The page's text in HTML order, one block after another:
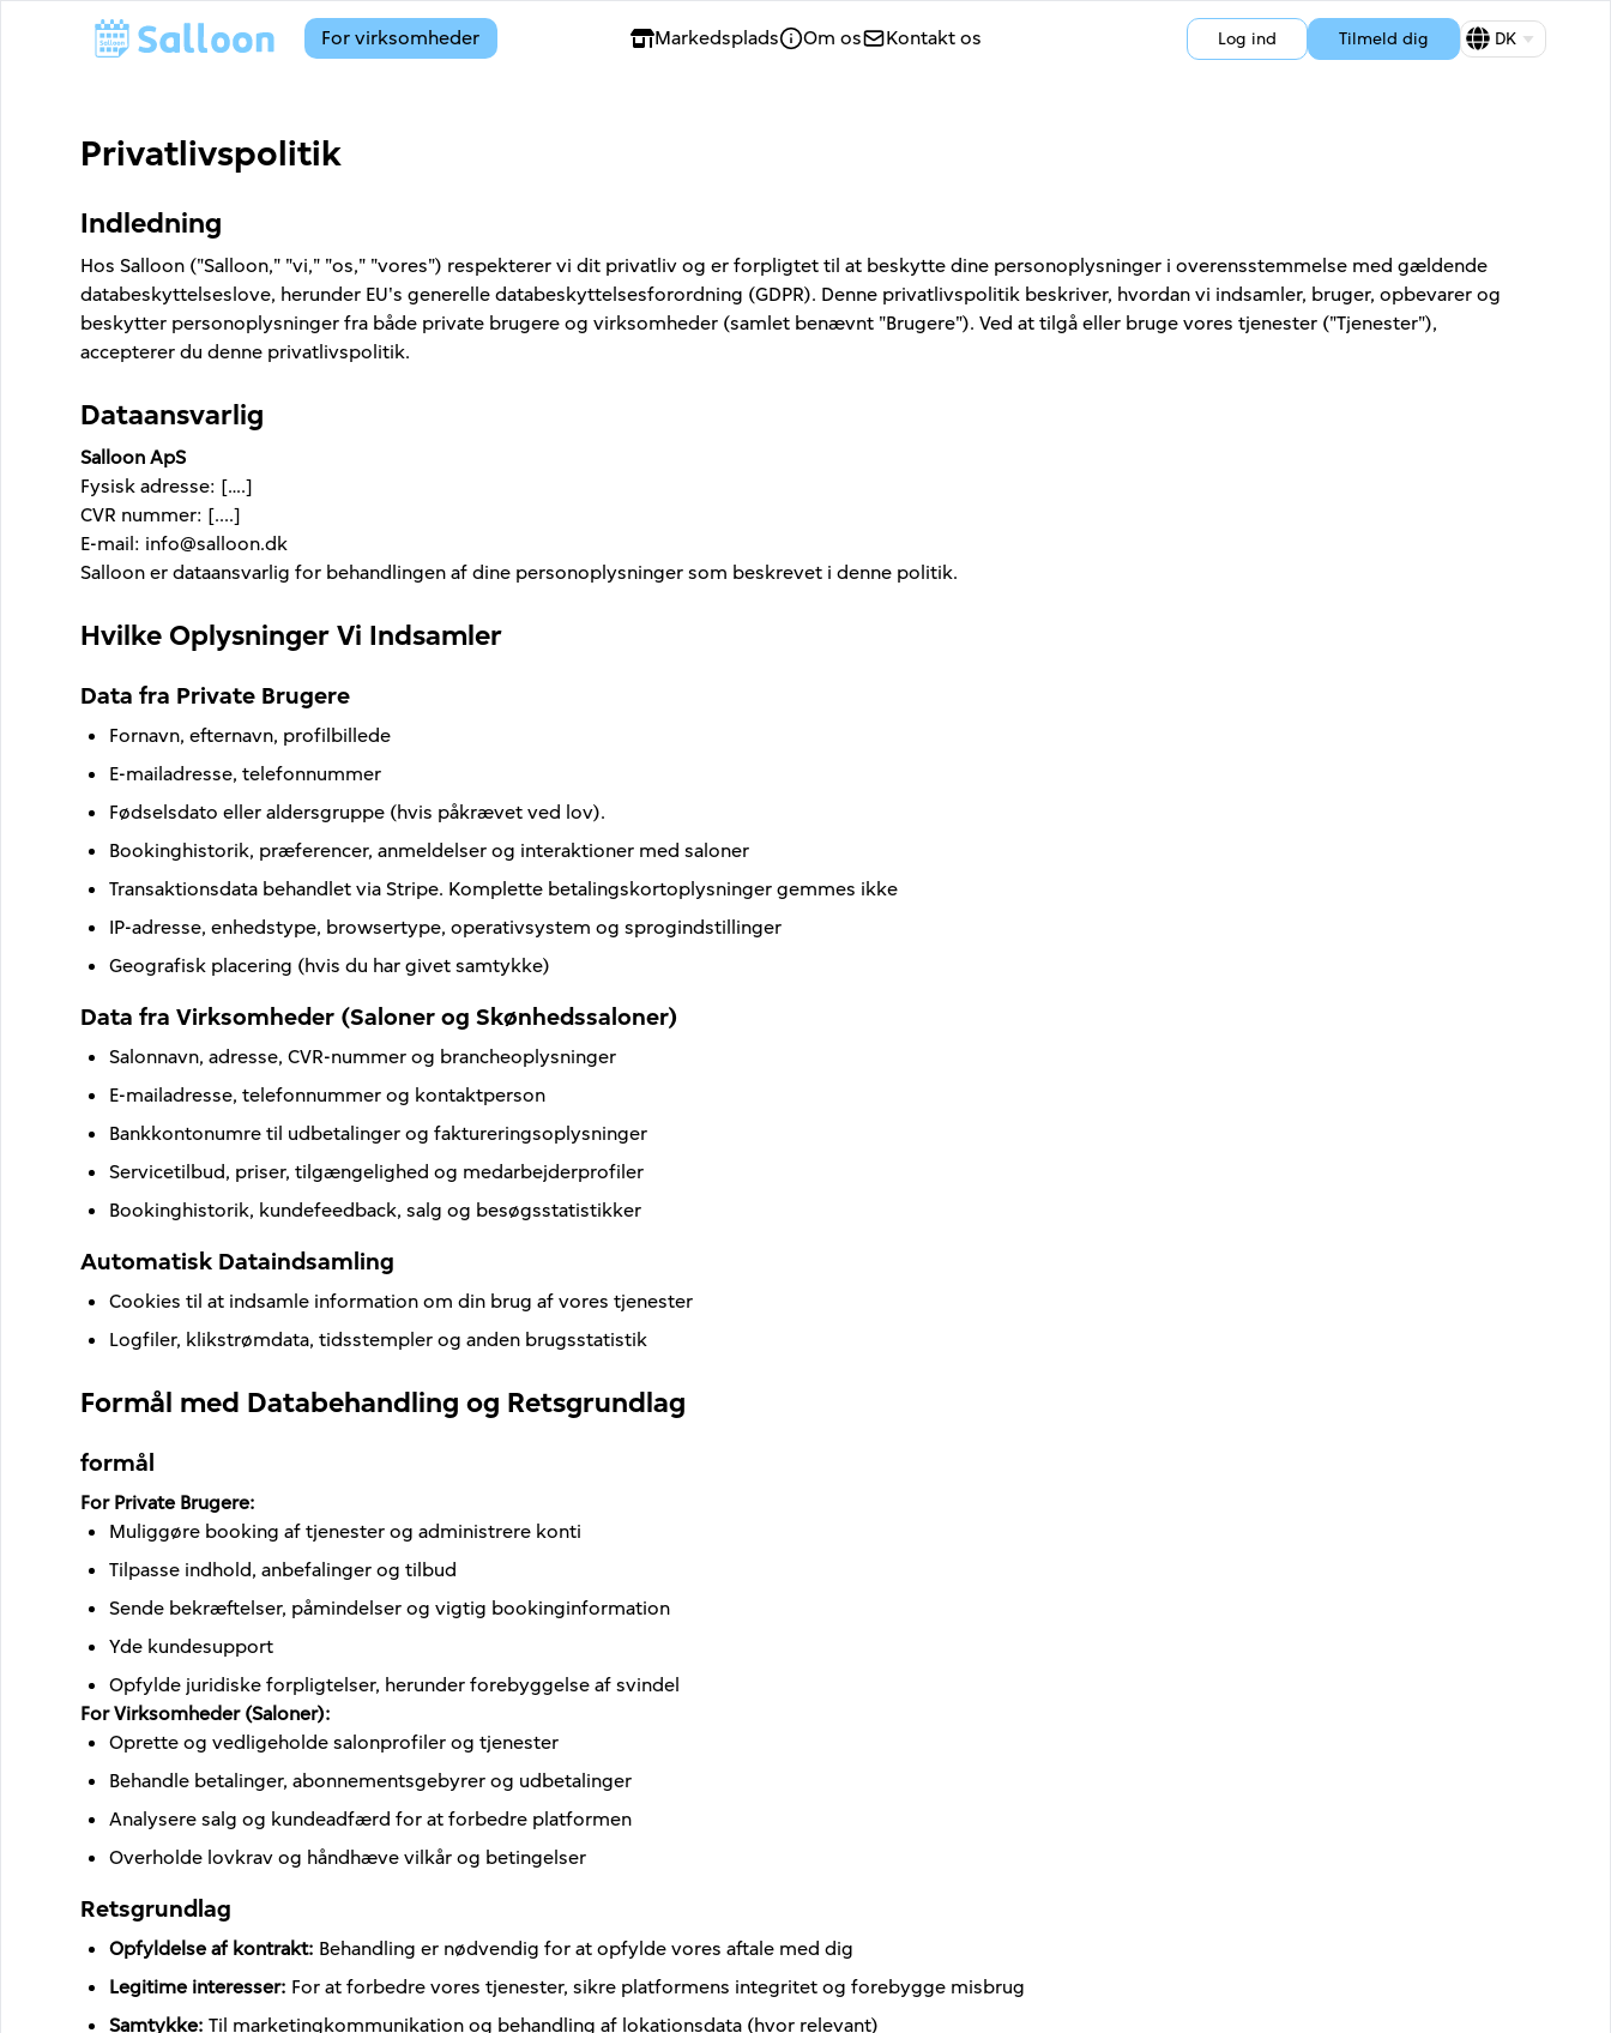
For virksomheder Markedsplads Om os Kontakt os Log ind Tilmeld dig DK
Privatlivspolitik
Indledning
Hos Salloon ("Salloon," "vi," "os," "vores") respekterer vi dit privatliv og er forpligtet til at beskytte dine personoplysninger i overensstemmelse med gældende
databeskyttelseslove, herunder EU's generelle databeskyttelsesforordning (GDPR). Denne privatlivspolitik beskriver, hvordan vi indsamler, bruger, opbevarer og
beskytter personoplysninger fra både private brugere og virksomheder (samlet benævnt "Brugere"). Ved at tilgå eller bruge vores tjenester ("Tjenester"),
accepterer du denne privatlivspolitik.
Dataansvarlig
Salloon ApS
Fysisk adresse: [….]
CVR nummer: [....]
E-mail: info@salloon.dk
Salloon er dataansvarlig for behandlingen af dine personoplysninger som beskrevet i denne politik.
Hvilke Oplysninger Vi Indsamler
Data fra Private Brugere
Fornavn, efternavn, profilbillede
E-mailadresse, telefonnummer
Fødselsdato eller aldersgruppe (hvis påkrævet ved lov).
Bookinghistorik, præferencer, anmeldelser og interaktioner med saloner
Transaktionsdata behandlet via Stripe. Komplette betalingskortoplysninger gemmes ikke
IP-adresse, enhedstype, browsertype, operativsystem og sprogindstillinger
Geografisk placering (hvis du har givet samtykke)
Data fra Virksomheder (Saloner og Skønhedssaloner)
Salonnavn, adresse, CVR-nummer og brancheoplysninger
E-mailadresse, telefonnummer og kontaktperson
Bankkontonumre til udbetalinger og faktureringsoplysninger
Servicetilbud, priser, tilgængelighed og medarbejderprofiler
Bookinghistorik, kundefeedback, salg og besøgsstatistikker
Automatisk Dataindsamling
Cookies til at indsamle information om din brug af vores tjenester
Logfiler, klikstrømdata, tidsstempler og anden brugsstatistik
Formål med Databehandling og Retsgrundlag
formål
For Private Brugere:
Muliggøre booking af tjenester og administrere konti
Tilpasse indhold, anbefalinger og tilbud
Sende bekræftelser, påmindelser og vigtig bookinginformation
Yde kundesupport
Opfylde juridiske forpligtelser, herunder forebyggelse af svindel
For Virksomheder (Saloner):
Oprette og vedligeholde salonprofiler og tjenester
Behandle betalinger, abonnementsgebyrer og udbetalinger
Analysere salg og kundeadfærd for at forbedre platformen
Overholde lovkrav og håndhæve vilkår og betingelser
Retsgrundlag
Opfyldelse af kontrakt: Behandling er nødvendig for at opfylde vores aftale med dig
Legitime interesser: For at forbedre vores tjenester, sikre platformens integritet og forebygge misbrug
Samtykke: Til marketingkommunikation og behandling af lokationsdata (hvor relevant)